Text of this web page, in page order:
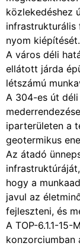
közlekedéshez
infrastrukturális
nyom
A város déli
ellátott járda
létszámú
A 304-es út
iparterületen a
geotermikus
Az átadó
hogy a
javul az
fejleszteni, és
A TOP-6.1.1-
konzorciumban